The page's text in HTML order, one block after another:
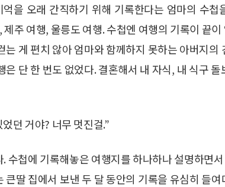
을 오래 간직하기 위해 기록한다는 엄마의 수첩
주 여행, 울릉도 여행. 수첩엔 여행의 기록이 끝
는 게 편치 않아 엄마와 함께하지 못하는 아버지의
단 한 번도 없었다. 결혼해서 내 자식, 내 식구
던 거야? 너무 멋진걸.”
수첩에 기록해놓은 여행지를 하나하나 설명하면
딸 집에서 보낸 두 달 동안의 기록을 유심히 들